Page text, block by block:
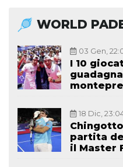
WORLD
03 Gen,
I 10
18 Dic,
partita
il Master